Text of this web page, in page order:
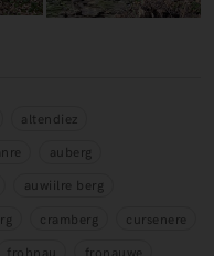
altendiez
auberg
auwiilre berg
cramberg
cursenere
frohnau fronauwe